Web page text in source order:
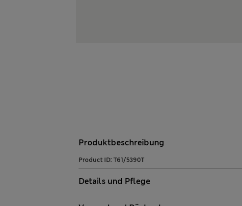
Produktbeschreibung
Product ID: T61/5390T
Details und Pflege